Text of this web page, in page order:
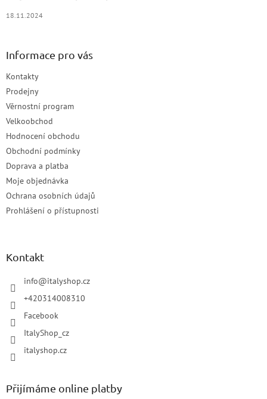
18.11.2024
Informace pro vás
Kontakty
Prodejny
Věrnostní program
Velkoobchod
Hodnocení obchodu
Obchodní podmínky
Doprava a platba
Moje objednávka
Ochrana osobních údajů
Prohlášení o přístupnosti
Kontakt
info@italyshop.cz
+420314008310
Facebook
ItalyShop_cz
italyshop.cz
Přijímáme online platby